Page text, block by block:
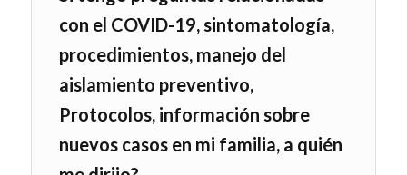
con el COVID-19, sintomatología,
procedimientos, manejo del
aislamiento preventivo,
Protocolos, información sobre
nuevos casos en mi familia, a quién